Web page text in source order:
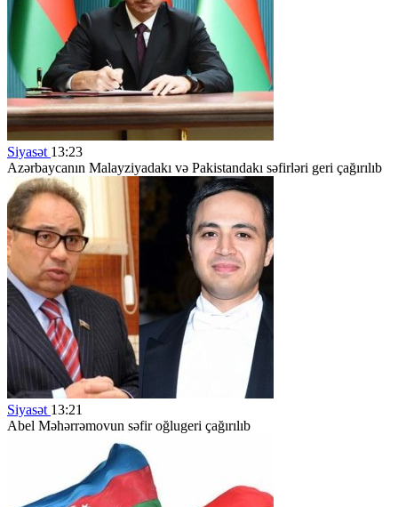
Siyasət 13:23
Azərbaycanın Malayziyadakı və Pakistandakı səfirləri geri çağırılıb
Siyasət 13:21
Abel Məhərrəmovun səfir oğlugeri çağırılıb